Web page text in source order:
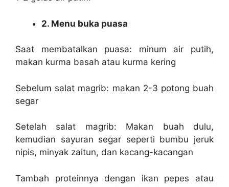
2. Menu buka puasa
Saat membatalkan puasa: minum air putih,
makan kurma basah atau kurma kering
Sebelum salat magrib: makan 2-3 potong buah
segar
Setelah salat magrib: Makan buah dulu,
kemudian sayuran segar seperti bumbu jeruk
nipis, minyak zaitun, dan kacang-kacangan
Tambah proteinnya dengan ikan pepes atau